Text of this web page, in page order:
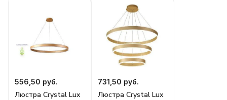
556,50 руб.
Люстра Crystal Lux
731,50 руб.
Люстра Crystal Lux